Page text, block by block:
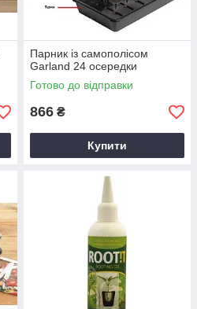
Парник із самополісом
Garland 24 осередки
Готово до відправки
866 ₴
Купити